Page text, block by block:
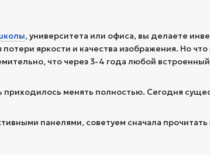
, университета или офиса, вы делаете
яркости и качества изображения. Но
что через 3-4 года любой
менять полностью. Сегодня
панелями, советуем сначала